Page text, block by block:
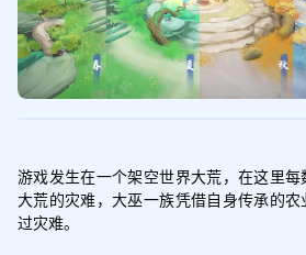
游戏发生在一个架空世界大荒，在这里
大荒的灾难，大巫一族凭借自身传承的
过灾难。